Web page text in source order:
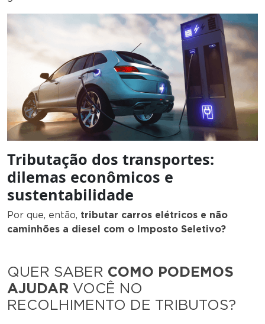
Tributação dos transportes:
dilemas econômicos e
sustentabilidade
Por que, então, tributar carros elétricos e não
caminhões a diesel com o Imposto Seletivo?
QUER SABER COMO PODEMOS
AJUDAR VOCÊ NO
RECOLHIMENTO DE TRIBUTOS?